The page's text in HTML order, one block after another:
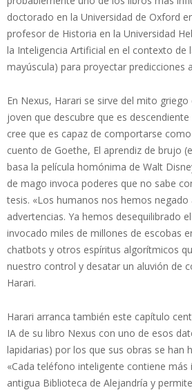
doctorado en la Universidad de Oxford
profesor de Historia en la Universidad
la Inteligencia Artificial en el contexto de
mayúscula) para proyectar predicciones
En Nexus, Harari se sirve del mito
joven que descubre que es
cree que es capaz de comportarse
cuento de Goethe, El aprendiz de brujo
basa la película homónima de Walt
de mago invoca poderes que no sabe
tesis. «Los humanos nos hemos negado
advertencias. Ya hemos desequilibrado
invocado miles de millones de escobas
chatbots y otros espíritus algorítmicos
nuestro control y desatar un aluvión de
Harari.
Harari arranca también este capítulo
IA de su libro Nexus con uno de esos
lapidarias) por los que sus obras se han
«Cada teléfono inteligente contiene
antigua Biblioteca de Alejandría y